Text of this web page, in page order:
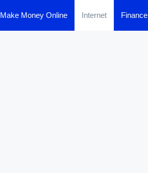
Make Money Online Internet Finance